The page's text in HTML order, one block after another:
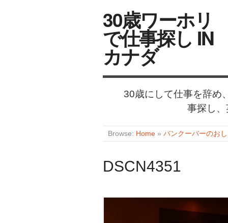
30歳ワーホリ
で仕事探し IN
カナダ
30歳にして仕事を辞め
事探し
Browse: Home » バンクーバーのお
DSCN4351